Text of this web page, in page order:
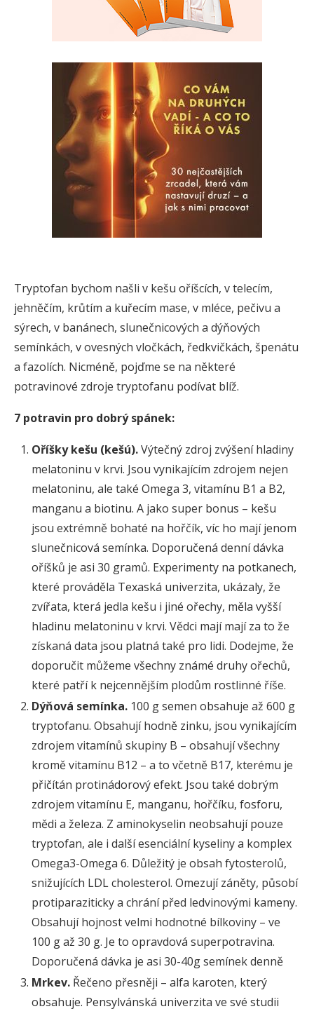
Tryptofan bychom našli v kešu oříšcích, v telecím,
jehněčím, krůtím a kuřecím mase, v mléce, pečivu a
sýrech, v banánech, slunečnicových a dýňových
semínkách, v ovesných vločkách, ředkvičkách, špenátu
a fazolích. Nicméně, pojďme se na některé
potravinové zdroje tryptofanu podívat blíž.
7 potravin pro dobrý spánek:
Oříšky kešu (kešú).Výtečný zdroj zvýšení hladiny
melatoninu v krvi. Jsou vynikajícím zdrojem nejen
melatoninu, ale také Omega 3, vitamínu B1 a B2,
manganu a biotinu. A jako super bonus – kešu
jsou extrémně bohaté na hořčík, víc ho mají jenom
slunečnicová semínka. Doporučená denní dávka
oříšků je asi 30 gramů. Experimenty na potkanech,
které prováděla Texaská univerzita, ukázaly, že
zvířata, která jedla kešu i jiné ořechy, měla vyšší
hladinu melatoninu v krvi. Vědci mají mají za to že
získaná data jsou platná také pro lidi. Dodejme, že
doporučit můžeme všechny známé druhy ořechů,
které patří k nejcennějším plodům rostlinné říše.
Dýňová semínka. 100 g semen obsahuje až 600 g
tryptofanu. Obsahují hodně zinku, jsou vynikajícím
zdrojem vitamínů skupiny B – obsahují všechny
kromě vitamínu B12 – a to včetně B17, kterému je
přičítán protinádorový efekt. Jsou také dobrým
zdrojem vitamínu E, manganu, hořčíku, fosforu,
mědi a železa. Z aminokyselin neobsahují pouze
tryptofan, ale i další esenciální kyseliny a komplex
Omega3-Omega 6. Důležitý je obsah fytosterolů,
snižujících LDL cholesterol. Omezují záněty, působí
protiparaziticky a chrání před ledvinovými kameny.
Obsahují hojnost velmi hodnotné bílkoviny – ve
100 g až 30 g. Je to opravdová superpotravina.
Doporučená dávka je asi 30-40g semínek denně
Mrkev. Řečeno přesněji – alfa karoten, který
obsahuje. Pensylvánská univerzita ve své studii